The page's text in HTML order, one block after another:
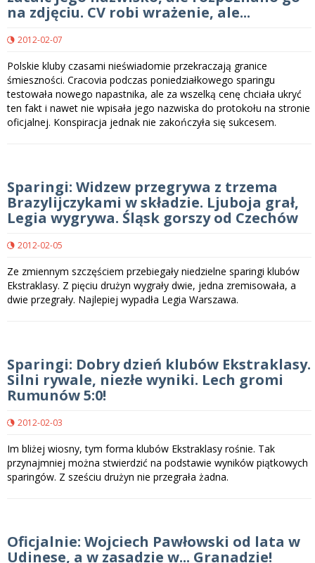
na zdjęciu. CV robi wrażenie, ale...
2012-02-07
Polskie kluby czasami nieświadomie przekraczają granice
śmieszności. Cracovia podczas poniedziałkowego sparingu
testowała nowego napastnika, ale za wszelką cenę chciała ukryć
ten fakt i nawet nie wpisała jego nazwiska do protokołu na stronie
oficjalnej. Konspiracja jednak nie zakończyła się sukcesem.
Sparingi: Widzew przegrywa z trzema
Brazylijczykami w składzie. Ljuboja grał,
Legia wygrywa. Śląsk gorszy od Czechów
2012-02-05
Ze zmiennym szczęściem przebiegały niedzielne sparingi klubów
Ekstraklasy. Z pięciu drużyn wygrały dwie, jedna zremisowała, a
dwie przegrały. Najlepiej wypadła Legia Warszawa.
Sparingi: Dobry dzień klubów Ekstraklasy.
Silni rywale, niezłe wyniki. Lech gromi
Rumunów 5:0!
2012-02-03
Im bliżej wiosny, tym forma klubów Ekstraklasy rośnie. Tak
przynajmniej można stwierdzić na podstawie wyników piątkowych
sparingów. Z sześciu drużyn nie przegrała żadna.
Oficjalnie: Wojciech Pawłowski od lata w
Udinese, a w zasadzie w... Granadzie!